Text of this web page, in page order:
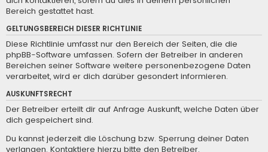
Bereich gestattet hast.
GELTUNGSBEREICH DIESER RICHTLINIE
Diese Richtlinie umfasst nur den Bereich der Seiten, die die
phpBB-Software umfassen. Sofern der Betreiber in anderen
Bereichen seiner Software weitere personenbezogene Daten
verarbeitet, wird er dich darüber gesondert informieren.
AUSKUNFTSRECHT
Der Betreiber erteilt dir auf Anfrage Auskunft, welche Daten über
dich gespeichert sind.
Du kannst jederzeit die Löschung bzw. Sperrung deiner Daten
verlangen. Kontaktiere hierzu bitte den Betreiber.